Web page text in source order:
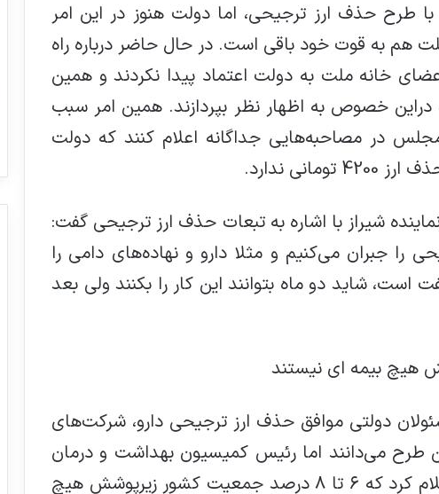
طرح حذف ارز ترجیحی، اما دولت هنوز در این امر
هم به قوت خود باقی است. در حال حاضر درباره راه
خانه ملت به دولت اعتماد پیدا نکردند و همین
خصوص به اظهار نظر بپردازند. همین امر سبب
در مصاحبه‌هایی جداگانه اعلام کنند که دولت
ندارد.
شیراز با اشاره به تبعات حذف ارز ترجیحی گفت:
را جبران می‌کنیم و مثلا دارو و نهاده‌های دامی را
شاید دو ماه بتوانند این کار را بکنند ولی بعد
دولتی موافق حذف ارز ترجیحی دارو، شرکت‌های
طرح می‌دانند اما رئیس کمیسیون بهداشت و درمان
مجلس روز چهارشنبه 22 دی ماه اعلام کرد که ۶ تا ۸ درصد جمعیت کشور زیرپوشش هیچ